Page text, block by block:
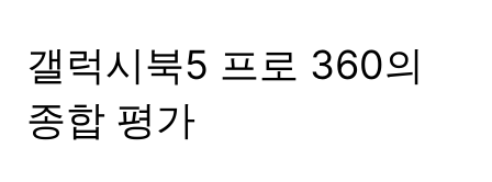
갤럭시북5 프로 360의
종합 평가